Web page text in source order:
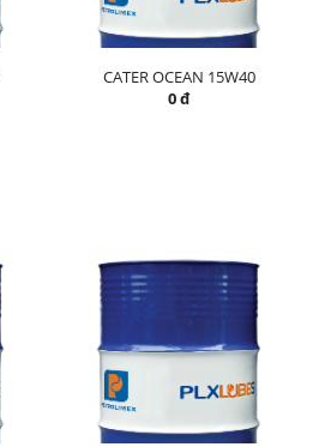
CATER OCEAN 15W40
0 đ